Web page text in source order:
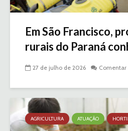
Em São Francisco,
rurais do Paraná
27 de julho de 2026 Comentar
AGRICULTURA ATUAÇÃO